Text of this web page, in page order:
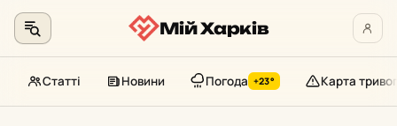
Мій Харків
Статті Новини Погода +23° Карта тривог